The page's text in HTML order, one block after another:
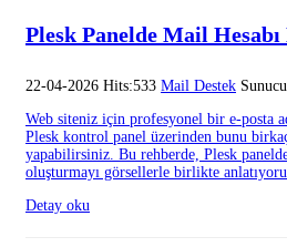
Plesk Panelde Mail Hesabı
22-04-2026 Hits:533 Mail Destek
Web siteniz için profesyonel bir e-posta
Plesk kontrol panel üzerinden bunu
yapabilirsiniz. Bu rehberde, Plesk
oluşturmayı görsellerle birlikte
Detay oku